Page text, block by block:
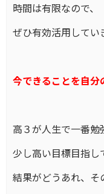
時間は有限なので、
ぜひ有効活用してい
今できることを自分
高３が人生で一番勉
少し高い目標目指し
結果がどうあれ、そ